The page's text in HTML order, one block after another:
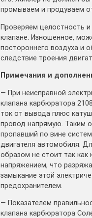
промываем и продуваем
Проверяем целостность
клапане. Изношенное,
постороннего воздуха и
следствие троения
Примечания и
— При неисправной
клапана карбюратора
ток от вывода плюс
провод напрямую. Таким
пропавший по вине
двигателя автомобиля.
образом не стоит так
напряжением, что
замыкание этой
предохранителем.
— Показателем
клапана карбюратора